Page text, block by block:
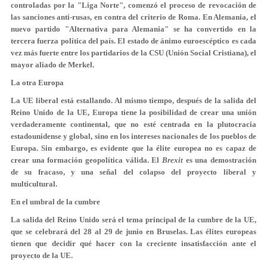
controladas por la "Liga Norte", comenzó el proceso de revocación de
las sanciones anti-rusas, en contra del criterio de Roma. En Alemania, el
nuevo partido "Alternativa para Alemania" se ha convertido en la
tercera fuerza política del país. El estado de ánimo euroescéptico es cada
vez más fuerte entre los partidarios de la CSU (Unión Social Cristiana), el
mayor aliado de Merkel.
La otra Europa
La UE liberal está estallando. Al mismo tiempo, después de la salida del
Reino Unido de la UE, Europa tiene la posibilidad de crear una unión
verdaderamente continental, que no esté centrada en la plutocracia
estadounidense y global, sino en los intereses nacionales de los pueblos de
Europa. Sin embargo, es evidente que la élite europea no es capaz de
crear una formación geopolítica válida. El Brexit es una demostración
de su fracaso, y una señal del colapso del proyecto liberal y
multicultural.
En el umbral de la cumbre
La salida del Reino Unido será el tema principal de la cumbre de la UE,
que se celebrará del 28 al 29 de junio en Bruselas. Las élites europeas
tienen que decidir qué hacer con la creciente insatisfacción ante el
proyecto de la UE.